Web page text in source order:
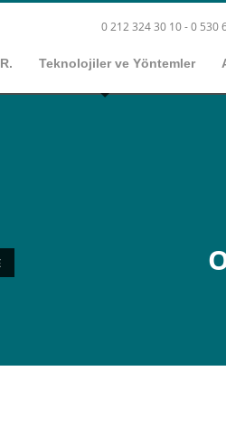
0 212 324 30 10 - 0 530
Teknolojiler ve Yöntemler